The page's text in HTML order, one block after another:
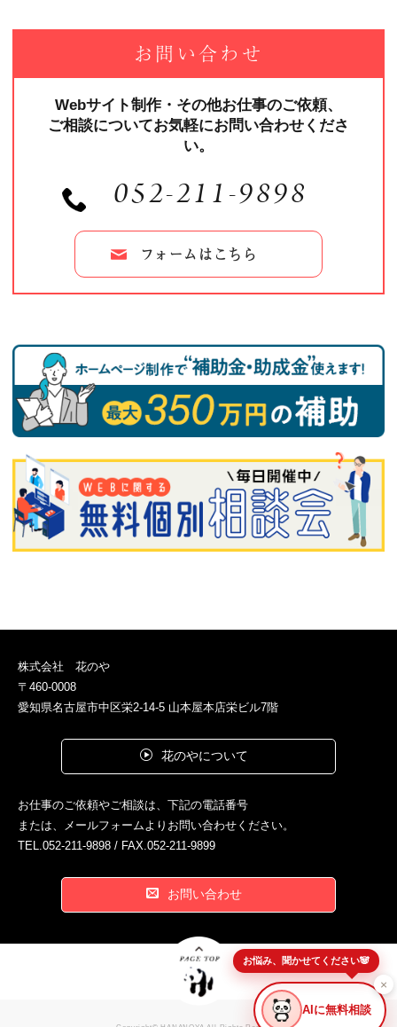
お問い合わせ
Webサイト制作・その他お仕事のご依頼、
ご相談についてお気軽にお問い合わせくださ
い。
052-211-9898
フォームはこちら
株式会社 花のや
〒460-0008
愛知県名古屋市中区栄2-14-5 山本屋本店栄ビル7階
花のやについて
お仕事のご依頼やご相談は、下記の電話番号
または、メールフォームよりお問い合わせください。
TEL.052-211-9898 / FAX.052-211-9899
お問い合わせ
お悩み、聞かせてください🐼
AIに無料相談
×